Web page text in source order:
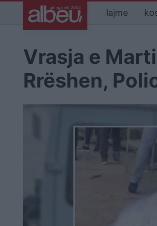
lajme
Vrasja e
Rrëshen,